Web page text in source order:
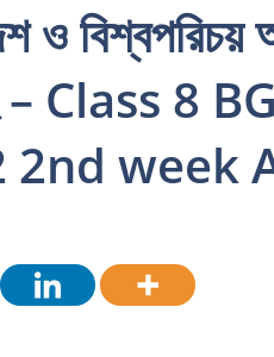
ও বিশ্বপরিচয়
– Class 8
2nd week